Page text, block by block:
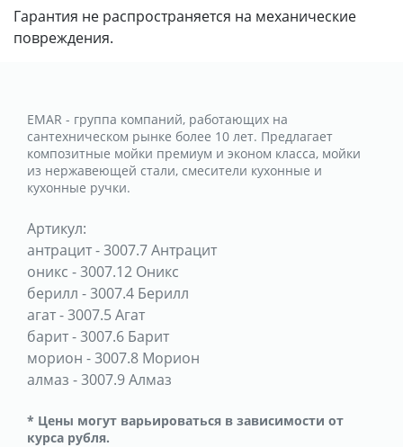
Гарантия не распространяется на механические
повреждения.
EMAR - группа компаний, работающих на
сантехническом рынке более 10 лет. Предлагает
композитные мойки премиум и эконом класса, мойки
из нержавеющей стали, смесители кухонные и
кухонные ручки.
Артикул:
антрацит-3007.7 Антрацит
оникс -3007.12 Оникс
берилл -3007.4 Берилл
агат-3007.5 Агат
барит-3007.6 Барит
морион -3007.8 Морион
алмаз -3007.9 Алмаз
* Цены могут варьироваться в зависимости от
курса рубля.